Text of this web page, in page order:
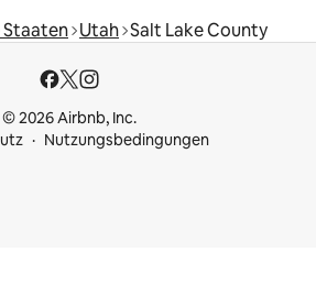
Utah Salt Lake County
© 2026 Airbnb, Inc.
Nutzungsbedingungen